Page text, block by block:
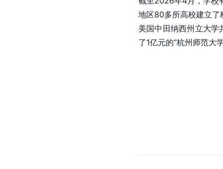
地区80多所高校建立了
美国中田纳西州立大学
了1亿元的“杭州师范大